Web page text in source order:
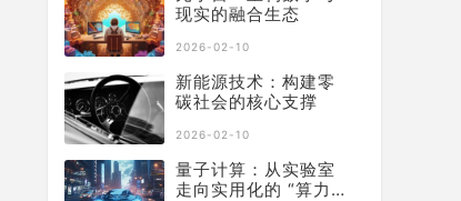
现实的融合生态
2026-02-10
新能源技术：构建零
碳社会的核心支撑
2026-02-10
量子计算：从实验室
走向实用化的 “算力